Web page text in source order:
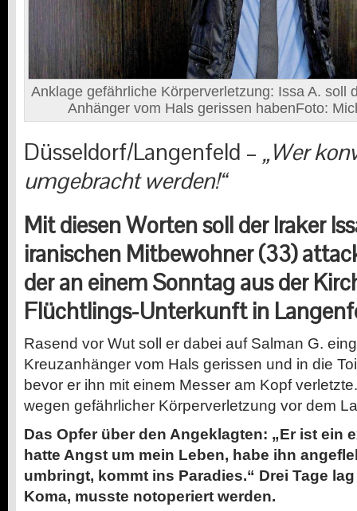
Anklage gefährliche Körperverletzung: Issa A. soll
Anhänger vom Hals gerissen habenFoto:
Düsseldorf/Langenfeld – „Wer
umgebracht werden!“
Mit diesen Worten soll der Iraker
iranischen Mitbewohner (33)
der an einem Sonntag aus der
Flüchtlings-Unterkunft in
Rasend vor Wut soll er dabei auf Salman G.
Kreuzanhänger vom Hals gerissen und in die
bevor er ihn mit einem Messer am Kopf
wegen gefährlicher Körperverletzung vor dem
Das Opfer über den Angeklagten: „Er ist ein
hatte Angst um mein Leben, habe ihn
umbringt, kommt ins Paradies.“ Drei Tage
Koma, musste notoperiert werden.